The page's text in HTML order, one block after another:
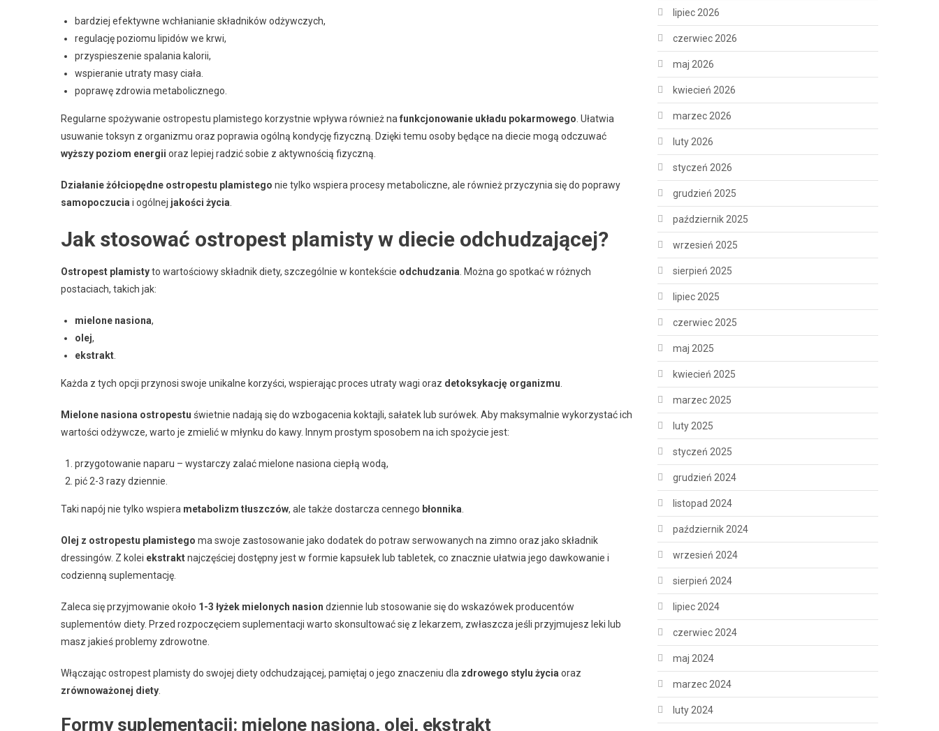
bardziej efektywne wchłanianie składników odżywczych,
regulację poziomu lipidów we krwi,
przyspieszenie spalania kalorii,
wspieranie utraty masy ciała.
poprawę zdrowia metabolicznego.
Regularne spożywanie ostropestu plamistego korzystnie wpływa również na funkcjonowanie układu pokarmowego . Ułatwia
usuwanie toksyn z organizmu oraz poprawia ogólną kondycję fizyczną. Dzięki temu osoby będące na diecie mogą odczuwać
wyższy poziom energii oraz lepiej radzić sobie z aktywnością fizyczną.
Działanie żółciopędne ostropestu plamistego nie tylko wspiera procesy metaboliczne, ale również przyczynia się do poprawy
samopoczucia i ogólnej jakości życia
Jak stosować ostropest plamisty w diecie odchudzającej?
Ostropest plamistyto wartościowy składnik diety, szczególnie w kontekście odchudzania . Można go spotkać w różnych
postaciach, takich jak:
mielone nasiona,
olej,
ekstrakt
Każda z tych opcji przynosi swoje unikalne korzyści, wspierając proces utraty wagi oraz detoksykację organizmu
Mielone nasiona ostropestu świetnie nadają się do wzbogacenia koktajli, sałatek lub surówek. Aby maksymalnie wykorzystać ich
wartości odżywcze, warto je zmielić w młynku do kawy. Innym prostym sposobem na ich spożycie jest:
przygotowanie naparu – wystarczy zalać mielone nasiona ciepłą wodą,
pić 2-3 razy dziennie.
Taki napój nie tylko wspiera metabolizm tłuszczów, ale także dostarcza cennego błonnika
Olej z ostropestu plamistego ma swoje zastosowanie jako dodatek do potraw serwowanych na zimno oraz jako składnik
dressingów. Z kolei ekstraktnajczęściej dostępny jest w formie kapsułek lub tabletek, co znacznie ułatwia jego dawkowanie i
codzienną suplementację.
Zaleca się przyjmowanie około 1-3 łyżek mielonych nasion dziennie lub stosowanie się do wskazówek producentów
suplementów diety. Przed rozpoczęciem suplementacji warto skonsultować się z lekarzem, zwłaszcza jeśli przyjmujesz leki lub
masz jakieś problemy zdrowotne.
Włączając ostropest plamisty do swojej diety odchudzającej, pamiętaj o jego znaczeniu dla zdrowego stylu życia oraz
zrównoważonej diety
Formy suplementacji: mielone nasiona, olej, ekstrakt
lipiec 2026
czerwiec 2026
maj 2026
kwiecień 2026
marzec 2026
luty 2026
styczeń 2026
grudzień 2025
październik 2025
wrzesień 2025
sierpień 2025
lipiec 2025
czerwiec 2025
maj 2025
kwiecień 2025
marzec 2025
luty 2025
styczeń 2025
grudzień 2024
listopad 2024
październik 2024
wrzesień 2024
sierpień 2024
lipiec 2024
czerwiec 2024
maj 2024
marzec 2024
luty 2024